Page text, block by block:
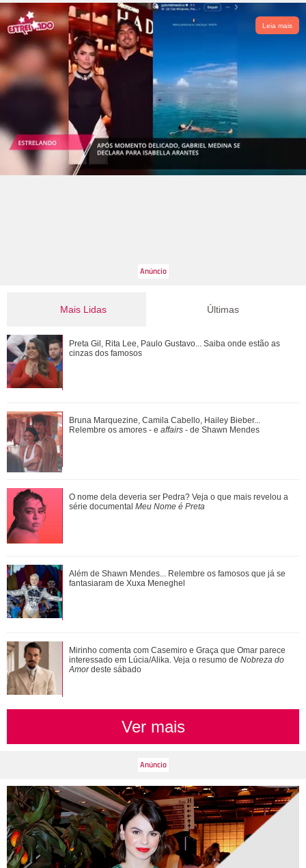
Leia mais
Mais Lidas
Bruna Marquezine, Camila Cabello, Hailey Bieber...
Relembre os amores - e affairs - de Shawn ...
Tia Milena pede indicação de dermatologista e web aponta
fim de amizade com Ana Paula Renau...
Além de Shawn Mendes... Relembre os famosos que já se
fantasiaram de Xuxa Meneghel
O nome dela deveria ser Pedra? Veja o que mais revelou a
série documental Meu Nome é Preta
Ariana Grande anuncia pausa na carreira após críticas ao
corpo
Últimas
Preta Gil, Rita Lee, Paulo Gustavo... Saiba onde estão as
cinzas dos famosos
Bruna Marquezine, Camila Cabello, Hailey Bieber...
Relembre os amores - e affairs - de Shawn Mendes
O nome dela deveria ser Pedra? Veja o que mais revelou a
série documental Meu Nome é Preta
Além de Shawn Mendes... Relembre os famosos que já se
fantasiaram de Xuxa Meneghel
Mirinho comenta com Casemiro e Graça que Omar parece
interessado em Lúcia/Alika. Veja o resumo de Nobreza do
Amordeste sábado
Ver mais